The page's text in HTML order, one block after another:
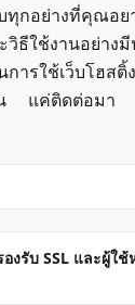
างที่คุณอยาก
ธีใช้งานอย่าง
รใช้เว็บโฮสติ้
น แค่ติดต่อมา
งรับ SSL และผู้ใ